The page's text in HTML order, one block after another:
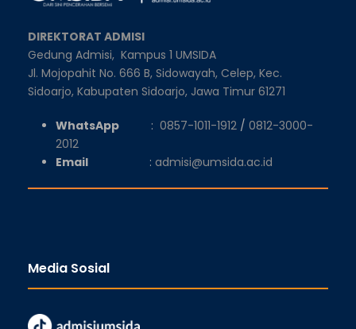
DIREKTORAT ADMISI
Gedung Admisi, Kampus 1 UMSIDA
Jl. Mojopahit No. 666 B, Sidowayah, Celep, Kec.
Sidoarjo, Kabupaten Sidoarjo, Jawa Timur 61271
WhatsApp : 0857-1011-1912 / 0812-3000-
2012
Email
: admisi@umsida.ac.id
Media Sosial